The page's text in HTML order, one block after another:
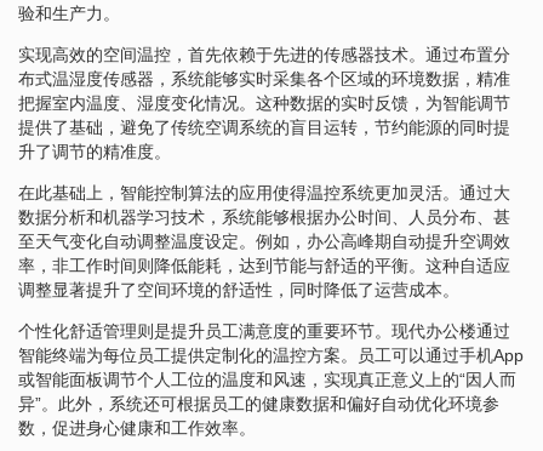
验和生产力。
实现高效的空间温控，首先依赖于先进的传感器技术。通过布置分
布式温湿度传感器，系统能够实时采集各个区域的环境数据，精准
把握室内温度、湿度变化情况。这种数据的实时反馈，为智能调节
提供了基础，避免了传统空调系统的盲目运转，节约能源的同时提
升了调节的精准度。
在此基础上，智能控制算法的应用使得温控系统更加灵活。通过大
数据分析和机器学习技术，系统能够根据办公时间、人员分布、甚
至天气变化自动调整温度设定。例如，办公高峰期自动提升空调效
率，非工作时间则降低能耗，达到节能与舒适的平衡。这种自适应
调整显著提升了空间环境的舒适性，同时降低了运营成本。
个性化舒适管理则是提升员工满意度的重要环节。现代办公楼通过
智能终端为每位员工提供定制化的温控方案。员工可以通过手机App
或智能面板调节个人工位的温度和风速，实现真正意义上的“因人而
异”。此外，系统还可根据员工的健康数据和偏好自动优化环境参
数，促进身心健康和工作效率。